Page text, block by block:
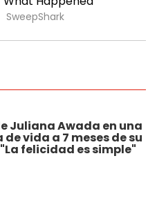
Juliana Awada en una
vida a 7 meses de su
felicidad es simple"